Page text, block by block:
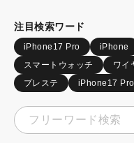
注目検索ワード
iPhone17 Pro iPhone
スマートウォッチ
ワイ
プレステ
iPhone17